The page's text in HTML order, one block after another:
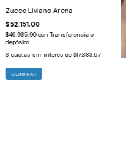
Zueco Liviano Arena
$52.151,00
$46.935,90con Transferencia o
depósito
3 cuotas sin interés de$17.383,67
COMPRAR